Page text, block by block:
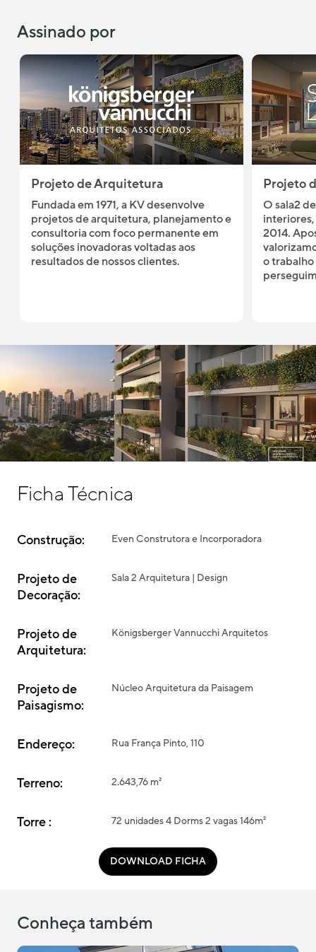
Assinado por
Projeto de Arquitetura
Fundada em 1971, a KV desenvolve
projetos de arquitetura, planejamento e
consultoria com foco permanente em
soluções inovadoras voltadas aos
resultados de nossos clientes.
Projeto
O sala2
2014.
o trabalho
Ficha Técnica
Construção: Even Construtora e Incorporadora
Projeto de
Decoração:
Sala 2 Arquitetura | Design
Projeto de
Arquitetura:
Königsberger Vannucchi Arquitetos
Projeto de
Paisagismo:
Núcleo Arquitetura da Paisagem
Endereço: Rua França Pinto, 110
Terreno: 2.643,76 m²
Torre : 72 unidades 4 Dorms 2 vagas 146m²
DOWNLOAD FICHA
Conheça também